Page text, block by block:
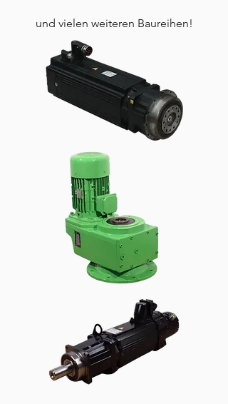
und vielen weiteren Baureihen!